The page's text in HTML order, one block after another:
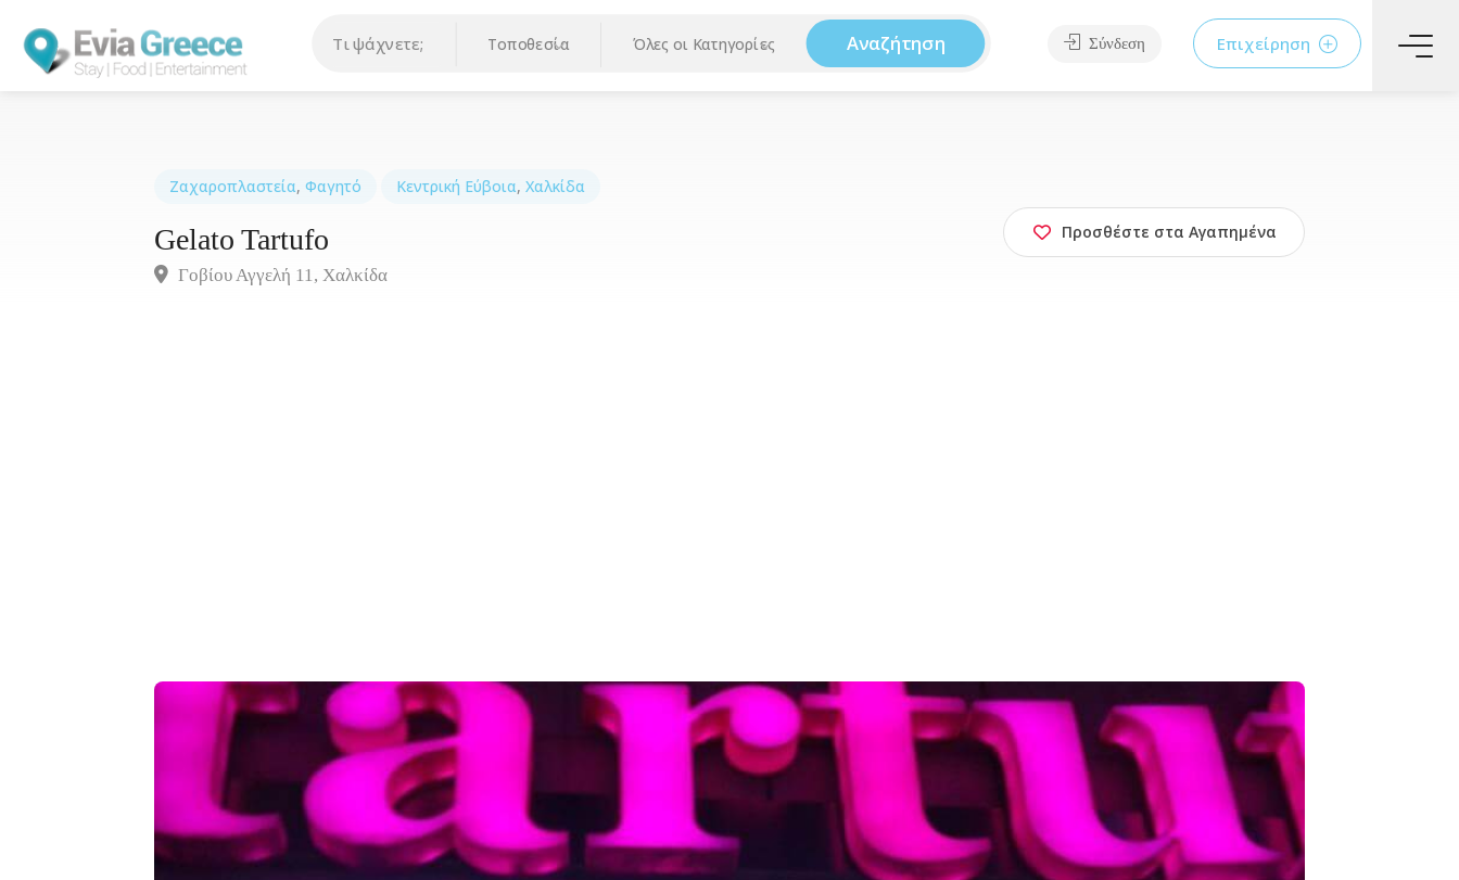
Τοποθεσία Όλες οι Κατηγορίες Αναζήτηση Σύνδεση Επιχείρηση
Ζαχαροπλαστεία, Φαγητό Κεντρική Εύβοια, Χαλκίδα
Gelato Tartufo
Γοβίου Αγγελή 11, Xαλκίδα
Προσθέστε στα Αγαπημένα